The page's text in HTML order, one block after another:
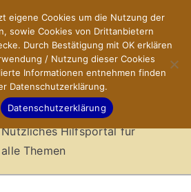
X-Sites.de
–
Hilfsportal
Nützliches Hilfsportal für
alle Themen
eigene Cookies um die Nutzung der
sowie Cookies von Drittanbietern
Durch Bestätigung mit OK erklären
/ Nutzung dieser Cookies
Informationen entnehmen finden
Datenschutzerklärung.
Datenschutzerklärung